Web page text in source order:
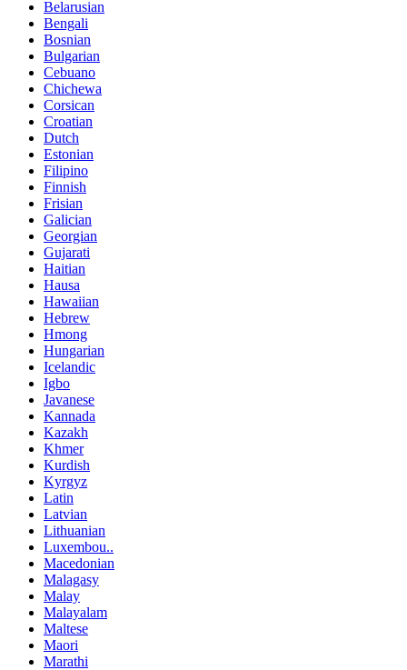
Belarusian
Bengali
Bosnian
Bulgarian
Cebuano
Chichewa
Corsican
Croatian
Dutch
Estonian
Filipino
Finnish
Frisian
Galician
Georgian
Gujarati
Haitian
Hausa
Hawaiian
Hebrew
Hmong
Hungarian
Icelandic
Igbo
Javanese
Kannada
Kazakh
Khmer
Kurdish
Kyrgyz
Latin
Latvian
Lithuanian
Luxembou..
Macedonian
Malagasy
Malay
Malayalam
Maltese
Maori
Marathi